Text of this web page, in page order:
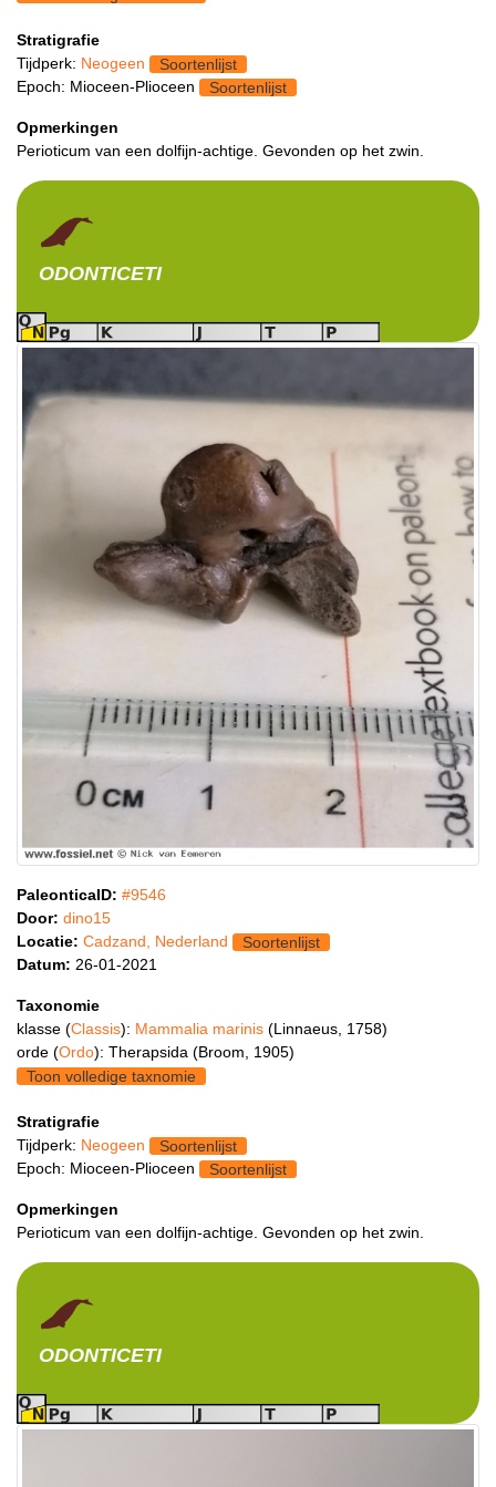
Stratigrafie
Tijdperk: Neogeen
Soortenlijst
Epoch: Mioceen-Plioceen
Soortenlijst
Opmerkingen
Perioticum van een dolfijn-achtige. Gevonden op het zwin.
ODONTICETI
PaleonticaID: #9546
Door: dino15
Locatie: Cadzand, Nederland
Soortenlijst
Datum: 26-01-2021
Taxonomie
klasse (Classis): Mammalia marinis (Linnaeus, 1758)
orde (Ordo): Therapsida (Broom, 1905)
Toon volledige taxnomie
Stratigrafie
Tijdperk: Neogeen
Soortenlijst
Epoch: Mioceen-Plioceen
Soortenlijst
Opmerkingen
Perioticum van een dolfijn-achtige. Gevonden op het zwin.
ODONTICETI